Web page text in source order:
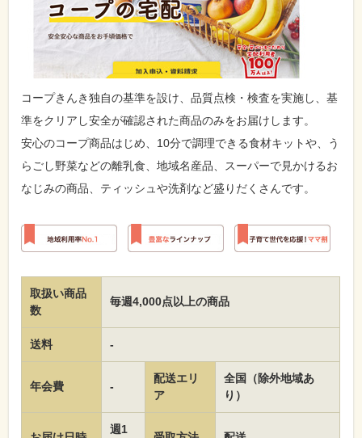
コープきんき独自の基準を設け、品質点検・検査を実施し、基
準をクリアし安全が確認された商品のみをお届けします。
安心のコープ商品はじめ、10分で調理できる食材キットや、う
らごし野菜などの離乳食、地域名産品、スーパーで見かけるお
なじみの商品、ティッシュや洗剤など盛りだくさんです。
取扱い商品
数
毎週4,000点以上の商品
送料 -
年会費 -
配送エリ
ア
全国（除外地域あ
り）
週1